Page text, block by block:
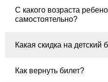
С какого возраста
самостоятельно?
Какая скидка на детский
Как вернуть билет?